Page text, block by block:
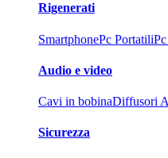
Rigenerati
SmartphonePc Portatili
Audio e video
Cavi in bobinaDiffusori
Sicurezza